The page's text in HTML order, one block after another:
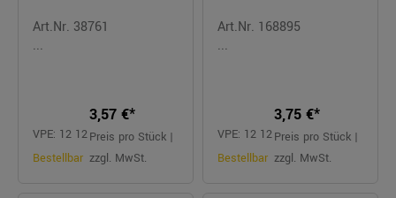
Art.Nr. 38761
...
VPE: 12 12
Bestellbar
3,57 €*
Preis pro Stück |
zzgl. MwSt.
Art.Nr. 168895
...
VPE: 12 12
Bestellbar
3,75 €*
Preis pro Stück |
zzgl. MwSt.